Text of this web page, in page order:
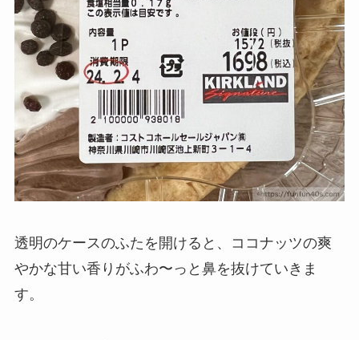
透明のケースのふたを開けると、ココナッツの爽
やかな甘い香りがふわ〜っと鼻を抜けていきま
す。